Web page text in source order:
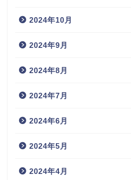
2024年10月
2024年9月
2024年8月
2024年7月
2024年6月
2024年5月
2024年4月